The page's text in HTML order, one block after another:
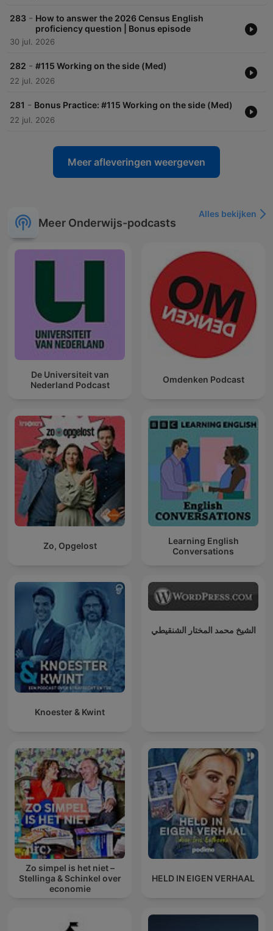
283 - How to answer the 2026 Census English
proficiency question | Bonus episode
30 jul. 2026
282 - #115 Working on the side (Med)
22 jul. 2026
281 - Bonus Practice: #115 Working on the side (Med)
22 jul. 2026
Meer afleveringen weergeven
Meer Onderwijs-podcasts
Alles bekijken
De Universiteit van
Nederland Podcast
Omdenken Podcast
Zo, Opgelost
Learning English
Conversations
Knoester & Kwint
الشيخ محمد المختار الشنقيطي
Zo simpel is het niet –
Stellinga & Schinkel over
economie
HELD IN EIGEN VERHAAL